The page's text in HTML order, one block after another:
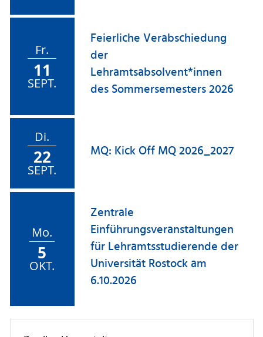
Fr.
11
SEPT.
Feierliche Verabschiedung
der
Lehramtsabsolvent*innen
des Sommersemesters 2026
Di.
22
SEPT.
MQ: Kick Off MQ 2026_2027
Mo.
5
OKT.
Zentrale
Einführungsveranstaltungen
für Lehramtsstudierende der
Universität Rostock am
6.10.2026